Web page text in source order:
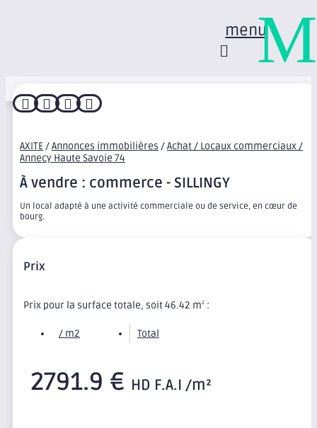
menu
   
AXITE/Annonces immobilières /Achat / Locaux commerciaux /
Annecy Haute Savoie 74
À vendre : commerce - SILLINGY
Un local adapté à une activité commerciale ou de service, en cœur de
bourg.
Prix
Prix pour la surface totale, soit 46.42 m2 :
/ m2 Total
2791.9 € HD F.A.I /m²
M